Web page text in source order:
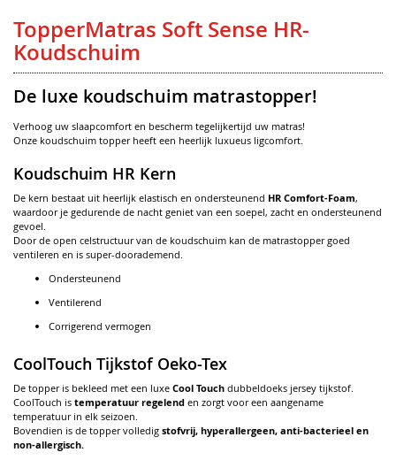
begin
van
de
TopperMatras Soft Sense HR-
Koudschuim
De luxe koudschuim matrastopper!
Verhoog uw slaapcomfort en bescherm tegelijkertijd uw matras!
Onze koudschuim topper heeft een heerlijk luxueus ligcomfort.
Koudschuim HR Kern
De kern bestaat uit heerlijk elastisch en ondersteunend HR Comfort-Foam,
waardoor je gedurende de nacht geniet van een soepel, zacht en ondersteunend
gevoel.
Door de open celstructuur van de koudschuim kan de matrastopper goed
ventileren en is super-doorademend.
Ondersteunend
Ventilerend
Corrigerend vermogen
CoolTouch Tijkstof Oeko-Tex
De topper is bekleed met een luxe Cool Touch dubbeldoeks jersey tijkstof.
CoolTouch is temperatuur regelend en zorgt voor een aangename
temperatuur in elk seizoen.
Bovendien is de topper volledig stofvrij, hyperallergeen, anti-bacterieel en
non-allergisch.